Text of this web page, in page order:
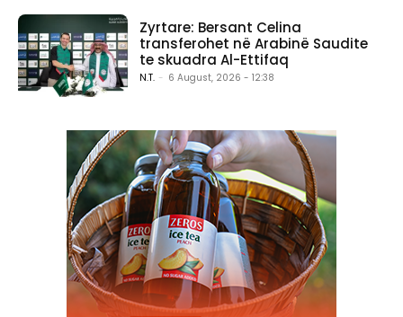
Zyrtare: Bersant Celina
transferohet në Arabinë Saudite
te skuadra Al-Ettifaq
N.T. - 6 August, 2026 - 12:38